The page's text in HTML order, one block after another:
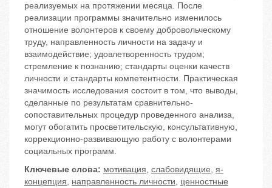
реализуемых на протяжении месяца. После
реализации программы значительно изменилось
отношение волонтеров к своему добровольческому
труду, направленность личности на задачу и
взаимодействие; удовлетворенность трудом;
стремление к познанию; стандарты оценки качеств
личности и стандарты компетентности. Практическая
значимость исследования состоит в том, что выводы,
сделанные по результатам сравнительно-
сопоставительных процедур проведенного анализа,
могут обогатить просветительскую, консультативную,
коррекционно-развивающую работу с волонтерами
социальных программ.
Ключевые слова: мотивация, слабовидящие, я-
концепция, направленность личности, ценностные